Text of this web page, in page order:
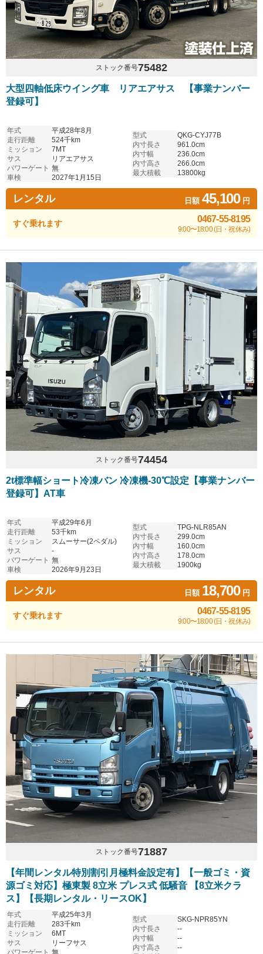
ストック番号75482
大型四軸低床ウイング車 リアエアサス 【事業ナンバー
登録可】
年式
平成28年8月
走行距離
524千km
ミッション
7MT
サス
リアエアサス
パワーゲート 無
車検
2027年1月15日
型式
QKG-CYJ77B
内寸長さ
961.0cm
内寸幅
236.0cm
内寸高さ
266.0cm
最大積載
13800kg
レンタル 日額45,100円
すぐ乗れます 0467-55-8195
9:00〜18:00 (日・祝休み)
ストック番号74454
2t標準幅ショート冷凍バン 冷凍機-30℃設定【事業ナンバー
登録可】AT車
年式
平成29年6月
走行距離
53千km
ミッション
スムーサー(2ペダル)
サス
-
パワーゲート 無
車検
2026年9月23日
型式
TPG-NLR85AN
内寸長さ
299.0cm
内寸幅
160.0cm
内寸高さ
178.0cm
最大積載
1900kg
レンタル 日額 18,700円
すぐ乗れます 0467-55-8195
9:00〜18:00 (日・祝休み)
ストック番号71887
【年間レンタル特別割引月極料金設定有】【一般ゴミ・資
源ゴミ対応】極東製 8立米 プレス式 低騒音 【8立米クラ
ス】【長期レンタル・リースOK】
年式
平成25年3月
走行距離
283千km
ミッション
6MT
サス
リーフサス
パワーゲート 無
型式
SKG-NPR85YN
内寸長さ
--
内寸幅
--
内寸高さ
--